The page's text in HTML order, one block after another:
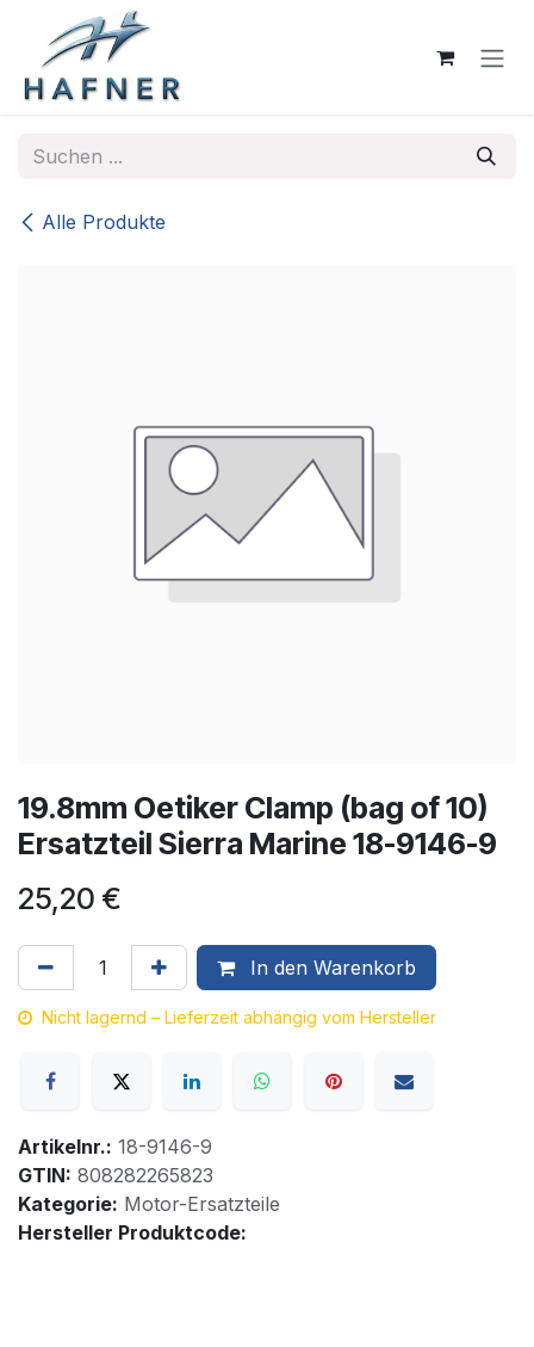
Zum Inhalt springen
Alle Produkte
19.8mm Oetiker Clamp (bag of 10)
Ersatzteil Sierra Marine 18-9146-9
25,20 €
In den Warenkorb
Nicht lagernd – Lieferzeit abhängig vom Hersteller
Artikelnr.: 18-9146-9
GTIN: 808282265823
Kategorie: Motor-Ersatzteile
Hersteller Produktcode: